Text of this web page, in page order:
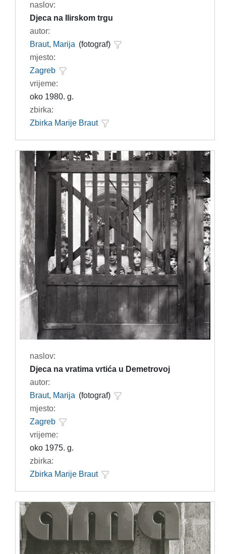
naslov:
Djeca na Ilirskom trgu
autor:
Braut, Marija (fotograf)
mjesto:
Zagreb
vrijeme:
oko 1980. g.
zbirka:
Zbirka Marije Braut
naslov:
Djeca na vratima vrtića u Demetrovoj
autor:
Braut, Marija (fotograf)
mjesto:
Zagreb
vrijeme:
oko 1975. g.
zbirka:
Zbirka Marije Braut